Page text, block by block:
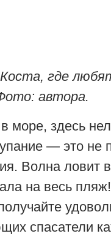
где
автора.
море, здесь
— это не
Волна ловит
на весь
спасатели